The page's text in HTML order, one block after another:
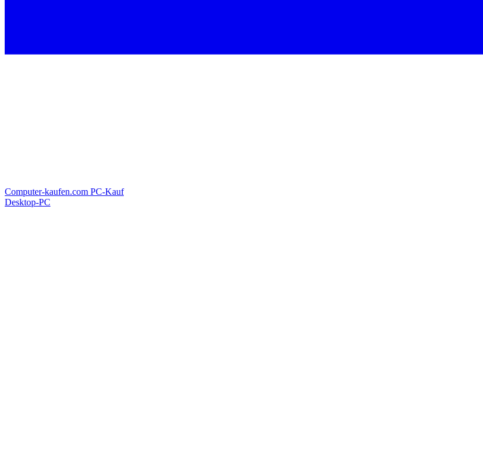
Computer-kaufen.com PC-Kauf
Desktop-PC